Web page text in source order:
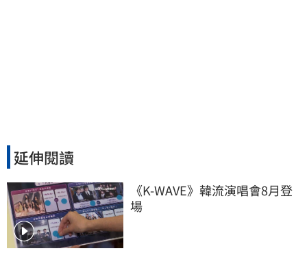
延伸閱讀
《K-WAVE》韓流演唱會8月登
場